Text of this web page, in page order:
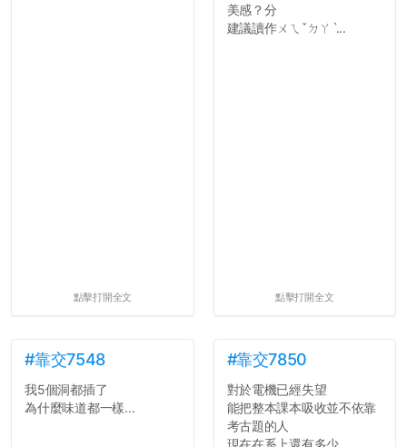
點擊打開全文
美感？分
建議讀作ㄨㄟˇㄉㄚˋ...
點擊打開全文
#靠交7548
我5個洞都插了
為什麼味道都一樣...
#靠交7850
對於電機已經失望
能把整本課本吸收並不依靠
考古題的人
現在在系上還有多少